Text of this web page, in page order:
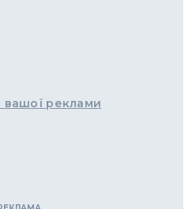
вашої реклами